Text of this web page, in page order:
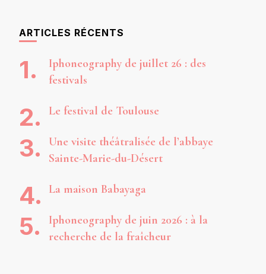
ARTICLES RÉCENTS
Iphoneography de juillet 26 : des
festivals
Le festival de Toulouse
Une visite théâtralisée de l’abbaye
Sainte-Marie-du-Désert
La maison Babayaga
Iphoneography de juin 2026 : à la
recherche de la fraîcheur